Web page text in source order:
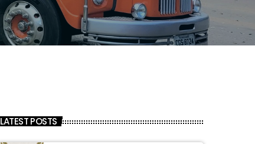
LATEST POSTS